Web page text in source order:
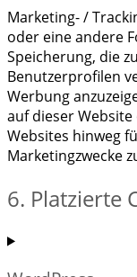
Marketing- /
oder eine andere
Speicherung, die
Benutzerprofilen
Werbung
auf dieser
Websites hinweg
Marketingzwecke
6. Platzierte